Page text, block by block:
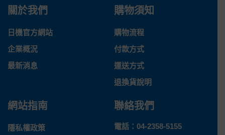
關於我們
日機官方網站
企業概況
最新消息
購物須知
購物流程
付款方式
運送方式
退換貨說明
網站指南
隱私權政策
聯絡我們
電話： 04-2358-5155